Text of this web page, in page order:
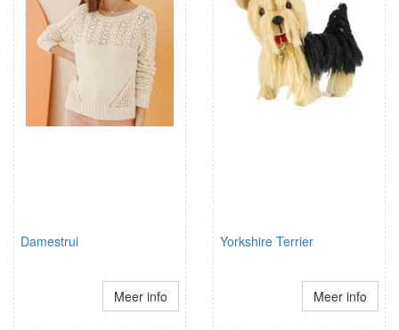
Damestrui
Meer info
Yorkshire Terrier
Meer info